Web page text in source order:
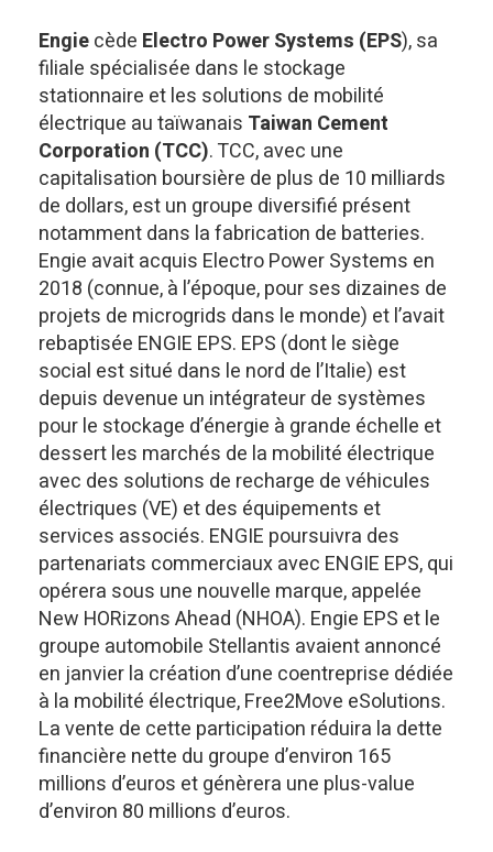
Engiecède Electro Power Systems (EPS), sa
filiale spécialisée dans le stockage
stationnaire et les solutions de mobilité
électrique au taïwanais Taiwan Cement
Corporation (TCC). TCC, avec une
capitalisation boursière de plus de 10 milliards
de dollars, est un groupe diversifié présent
notamment dans la fabrication de batteries.
Engie avait acquis Electro Power Systems en
2018 (connue, à l’époque, pour ses dizaines de
projets de microgrids dans le monde) et l’avait
rebaptisée ENGIE EPS. EPS (dont le siège
social est situé dans le nord de l’Italie) est
depuis devenue un intégrateur de systèmes
pour le stockage d’énergie à grande échelle et
dessert les marchés de la mobilité électrique
avec des solutions de recharge de véhicules
électriques (VE) et des équipements et
services associés. ENGIE poursuivra des
partenariats commerciaux avec ENGIE EPS, qui
opérera sous une nouvelle marque, appelée
New HORizons Ahead (NHOA). Engie EPS et le
groupe automobile Stellantis avaient annoncé
en janvier la création d’une coentreprise dédiée
à la mobilité électrique, Free2Move eSolutions.
La vente de cette participation réduira la dette
financière nette du groupe d’environ 165
millions d’euros et génèrera une plus-value
d’environ 80 millions d’euros.